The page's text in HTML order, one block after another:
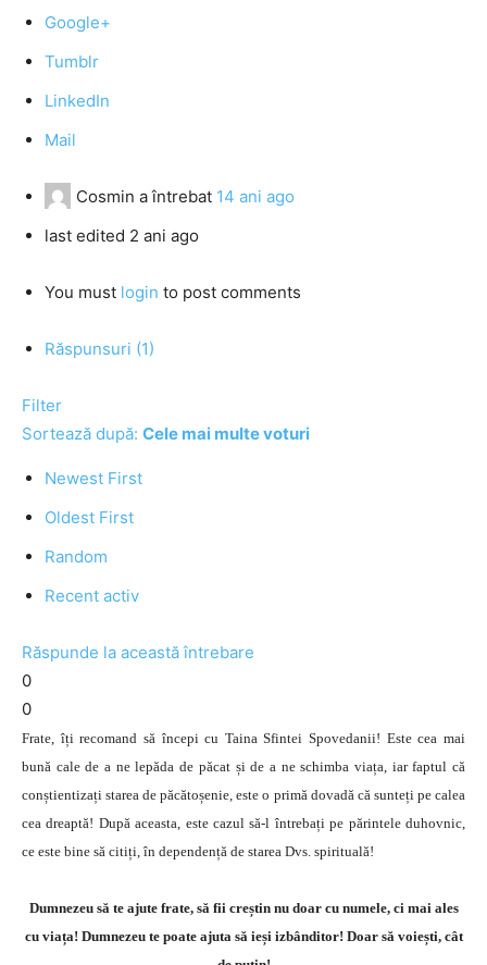
Google+
Tumblr
LinkedIn
Mail
Cosmin a întrebat 14 ani ago
last edited 2 ani ago
You must login to post comments
Răspunsuri (1)
Filter
Sortează după: Cele mai multe voturi
Newest First
Oldest First
Random
Recent activ
Răspunde la această întrebare
0
0
Frate, îți recomand să începi cu Taina Sfintei Spovedanii! Este cea mai
bună cale de a ne lepăda de păcat și de a ne schimba viața, iar faptul că
conștientizați starea de păcătoșenie, este o primă dovadă că sunteți pe calea
cea dreaptă! După aceasta, este cazul să-l întrebați pe părintele duhovnic,
ce este bine să citiți, în dependență de starea Dvs. spirituală!
Dumnezeu să te ajute frate, să fii creștin nu doar cu numele, ci mai ales
cu viața! Dumnezeu te poate ajuta să ieși izbânditor! Doar să voiești, cât